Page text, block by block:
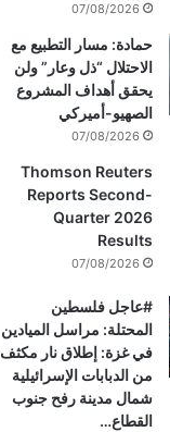
b
e
ا
م
07/08/2026
حمادة: مسار التطبيع مع
الاحتلال “ذل وعار” ولن
يحقق أهداف المشروع
الصهيو-أميركي
07/08/2026
Thomson Reuters
Reports Second-
Quarter 2026
Results
07/08/2026
#عاجل فلسطين
المحتلة: مراسل الميادين
في غزة: إطلاق نار مكثف
من الدبابات الإسرائيلية
شمال مدينة رفح جنوب
القطاع…